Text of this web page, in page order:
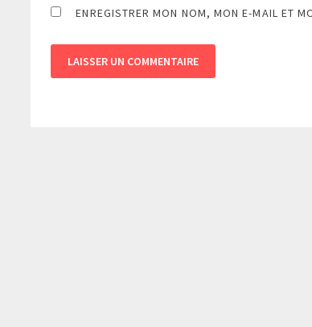
ENREGISTRER MON NOM, MON E-MAIL ET